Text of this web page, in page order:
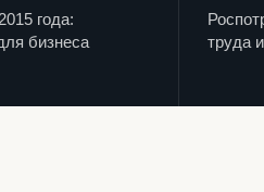
года:
бизнеса
труда